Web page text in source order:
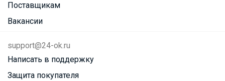
Поставщикам
Вакансии
support@24-ok.ru
Написать в поддержку
Защита покупателя